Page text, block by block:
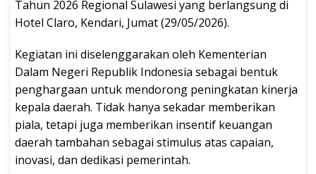
Tahun 2026 Regional Sulawesi yang berlangsung di
Hotel Claro, Kendari, Jumat (29/05/2026).
Kegiatan ini diselenggarakan oleh Kementerian
Dalam Negeri Republik Indonesia sebagai bentuk
penghargaan untuk mendorong peningkatan kinerja
kepala daerah. Tidak hanya sekadar memberikan
piala, tetapi juga memberikan insentif keuangan
daerah tambahan sebagai stimulus atas capaian,
inovasi, dan dedikasi pemerintah.